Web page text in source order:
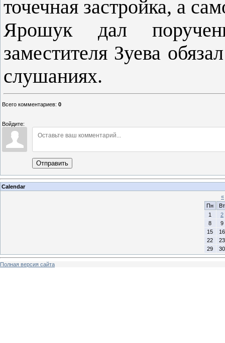
точечная застройка, а
Ярошук дал
заместителя Зуева
слушаниях.
Всего комментариев: 0
Войдите:
Отправить
Calendar
«
Пн
Вт
1
2
8
9
15
16
22
23
29
30
Полная версия сайта